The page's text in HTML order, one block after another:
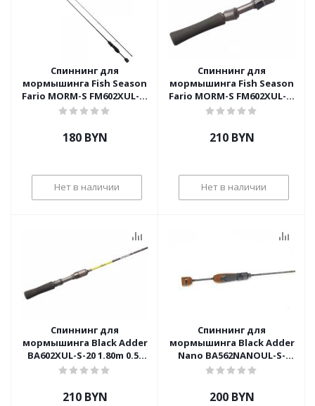
Спиннинг для
мормышинга Fish Season
Fario MORM-S FM602XUL-S-
H4G1Fj 1.80m 0.5-2gr
180BYN
Нет в наличии
Спиннинг для
мормышинга Fish Season
Fario MORM-S FM602XUL-S-
H5G1Fj 1.80m 0.5-2gr
210BYN
Нет в наличии
Спиннинг для
мормышинга Black Adder
BA602XUL-S-20 1.80m 0.5-
1.8gr
210BYN
Спиннинг для
мормышинга Black Adder
Nano BA562NANOUL-S-
H4F1-23 1.68m 0.5-1gr
200BYN